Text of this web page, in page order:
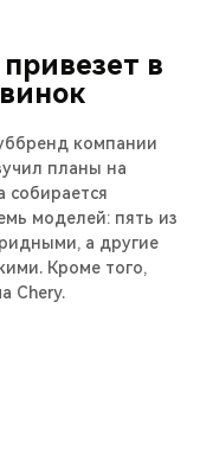
в
компании
планы на
собирается
моделей: пять из
а другие
Кроме того,
Chery.